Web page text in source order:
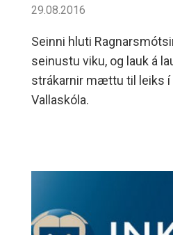
29.08.2016
Seinni hluti
seinustu viku, og lauk á
strákarnir mættu til leiks í
Vallaskóla.